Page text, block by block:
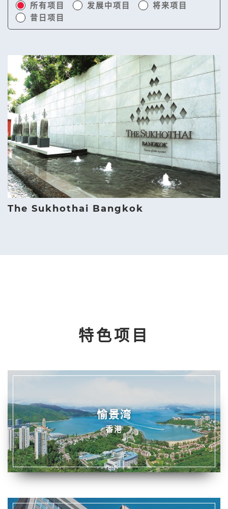
所有项目
发展中项目
将来项目
昔日项目
The Sukhothai Bangkok
特色项目
愉景湾
香港